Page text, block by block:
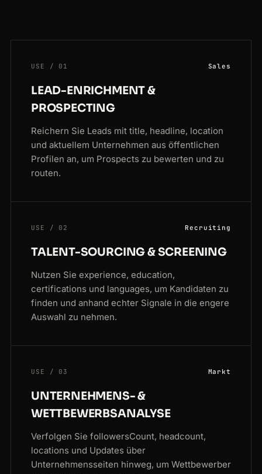
USE / 01 Sales
LEAD-ENRICHMENT &
PROSPECTING
Reichern Sie Leads mit title, headline, location
und aktuellem Unternehmen aus öffentlichen
Profilen an, um Prospects zu bewerten und zu
routen.
USE / 02 Recruiting
TALENT-SOURCING & SCREENING
Nutzen Sie experience, education,
certifications und languages, um Kandidaten zu
finden und anhand echter Signale in die engere
Auswahl zu nehmen.
USE / 03 Markt
UNTERNEHMENS- &
WETTBEWERBSANALYSE
Verfolgen Sie followersCount, headcount,
locations und Updates über
Unternehmensseiten hinweg, um Wettbewerber